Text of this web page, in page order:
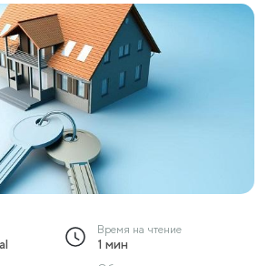
Время на чтение
1 мин